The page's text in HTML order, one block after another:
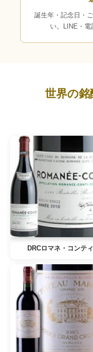
誕生年・記念日・
い。LINE・電
世界の
DRCロマネ・コンティ